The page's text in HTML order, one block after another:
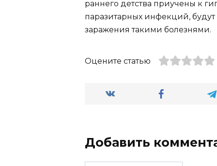
раннего детства приучены к
паразитарных инфекций,
заражения такими болезнями.
Оцените статью
Добавить